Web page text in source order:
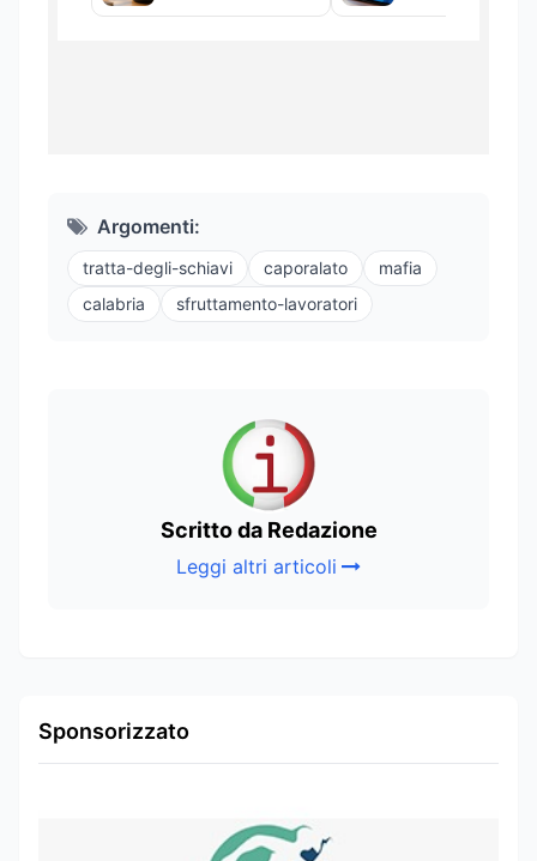
Argomenti:
tratta-degli-schiavi caporalato
mafia
calabria
sfruttamento-lavoratori
Scritto da Redazione
Leggi altri articoli
Sponsorizzato